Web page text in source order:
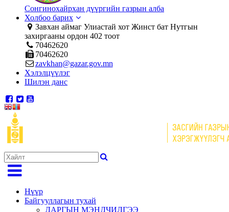
Сонгинохайрхан дүүргийн газрын алба
Холбоо барих
Завхан аймаг Улиастай хот Жинст бат Нутгын
захиргааны ордон 402 тоот
70462620
70462620
zavkhan@gazar.gov.mn
Хэлэлцүүлэг
Шилэн данс
Нүүр
Байгууллагын тухай
ДАРГЫН МЭНДЧИЛГЭЭ